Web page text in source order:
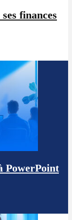
finances
PowerPoint